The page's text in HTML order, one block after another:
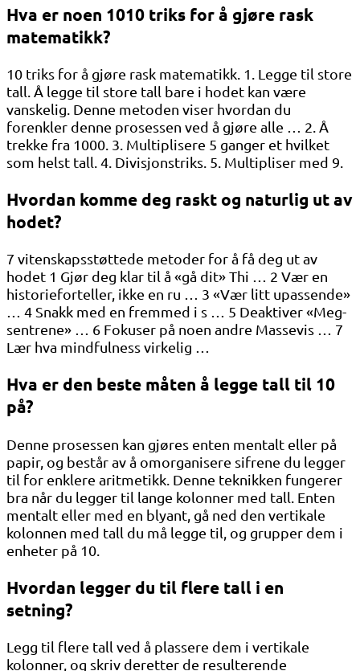
Hva er noen 1010 triks for å gjøre rask
matematikk?
10 triks for å gjøre rask matematikk. 1. Legge til store
tall. Å legge til store tall bare i hodet kan være
vanskelig. Denne metoden viser hvordan du
forenkler denne prosessen ved å gjøre alle … 2. Å
trekke fra 1000. 3. Multiplisere 5 ganger et hvilket
som helst tall. 4. Divisjonstriks. 5. Multipliser med 9.
Hvordan komme deg raskt og naturlig ut av
hodet?
7 vitenskapsstøttede metoder for å få deg ut av
hodet 1 Gjør deg klar til å «gå dit» Thi … 2 Vær en
historieforteller, ikke en ru … 3 «Vær litt upassende»
… 4 Snakk med en fremmed i s … 5 Deaktiver «Meg-
sentrene» … 6 Fokuser på noen andre Massevis … 7
Lær hva mindfulness virkelig …
Hva er den beste måten å legge tall til 10
på?
Denne prosessen kan gjøres enten mentalt eller på
papir, og består av å omorganisere sifrene du legger
til for enklere aritmetikk. Denne teknikken fungerer
bra når du legger til lange kolonner med tall. Enten
mentalt eller med en blyant, gå ned den vertikale
kolonnen med tall du må legge til, og grupper dem i
enheter på 10.
Hvordan legger du til flere tall i en
setning?
Legg til flere tall ved å plassere dem i vertikale
kolonner, og skriv deretter de resulterende